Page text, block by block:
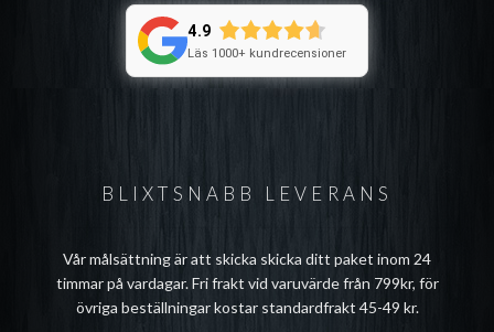
BLIXTSNABB LEVERANS
Vår målsättning är att skicka skicka ditt paket inom 24
timmar på vardagar. Fri frakt vid varuvärde från 799kr, för
övriga beställningar kostar standardfrakt 45-49 kr.
4.9
Läs 1000+ kundrecensioner